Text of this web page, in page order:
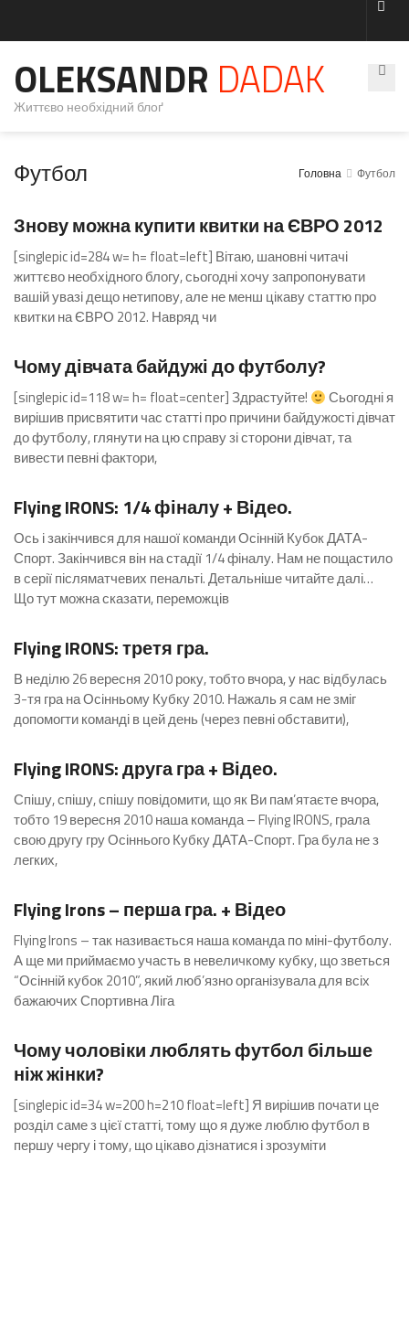
OLEKSANDR DADAK
Життєво необхідний блоґ
Футбол Головна Футбол
Коментарів: 4
Знову можна купити квитки на ЄВРО 2012
[singlepic id=284 w= h= float=left] Вітаю, шановні читачі
життєво необхідного блогу, сьогодні хочу запропонувати
вашій увазі дещо нетипову, але не менш цікаву статтю про
квитки на ЄВРО 2012. Навряд чи
Коментарів: 8
Чому дівчата байдужі до футболу?
[singlepic id=118 w= h= float=center] Здрастуйте!
Сьогодні я
вирішив присвятити час статті про причини байдужості дівчат
до футболу, глянути на цю справу зі сторони дівчат, та
вивести певні фактори,
Коментарів 0
Flying IRONS: 1/4 фіналу + Відео.
Ось і закінчився для нашої команди Осінній Кубок ДАТА-
Спорт. Закінчився він на стадії 1/4 фіналу. Нам не пощастило
в серії післяматчевих пенальті. Детальніше читайте далі…
Що тут можна сказати, переможців
Коментарів 0
Flying IRONS: третя гра.
В неділю 26 вересня 2010 року, тобто вчора, у нас відбулась
3-тя гра на Осінньому Кубку 2010. Нажаль я сам не зміг
допомогти команді в цей день (через певні обставити),
1 Коментар
Flying IRONS: друга гра + Відео.
Спішу, спішу, спішу повідомити, що як Ви пам’ятаєте вчора,
тобто 19 вересня 2010 наша команда – Flying IRONS, грала
свою другу гру Осіннього Кубку ДАТА-Спорт. Гра була не з
легких,
Flying Irons – перша гра. + Відео
Flying Irons – так називається наша команда по міні-футболу.
А ще ми приймаємо участь в невеличкому кубку, що зветься
“Осінній кубок 2010”, який люб’язно організувала для всіх
бажаючих Спортивна Ліга
Коментарів: 2
Чому чоловіки люблять футбол більше
ніж жінки?
[singlepic id=34 w=200 h=210 float=left] Я вирішив почати це
розділ саме з цієї статті, тому що я дуже люблю футбол в
першу чергу і тому, що цікаво дізнатися і зрозуміти